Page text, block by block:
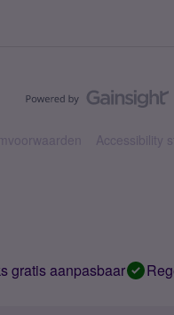
Accessibility
gratis aanpasbaar